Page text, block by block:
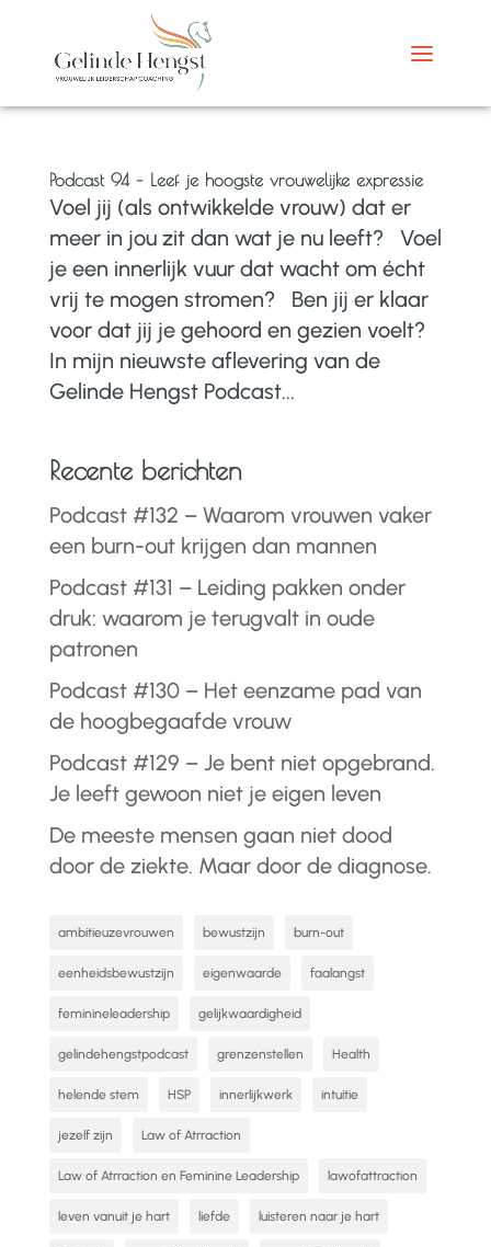
Podcast 94 – Leef je hoogste vrouwelijke expressie
Voel jij (als ontwikkelde vrouw) dat er
meer in jou zit dan wat je nu leeft? Voel
je een innerlijk vuur dat wacht om écht
vrij te mogen stromen? Ben jij er klaar
voor dat jij je gehoord en gezien voelt?
In mijn nieuwste aflevering van de
Gelinde Hengst Podcast...
Recente berichten
Podcast #132 – Waarom vrouwen vaker
een burn-out krijgen dan mannen
Podcast #131 – Leiding pakken onder
druk: waarom je terugvalt in oude
patronen
Podcast #130 – Het eenzame pad van
de hoogbegaafde vrouw
Podcast #129 – Je bent niet opgebrand.
Je leeft gewoon niet je eigen leven
De meeste mensen gaan niet dood
door de ziekte. Maar door de diagnose.
ambitieuzevrouwen bewustzijn burn-out
eenheidsbewustzijn eigenwaarde faalangst
feminineleadership gelijkwaardigheid
gelindehengstpodcast grenzenstellen Health
helende stem HSP innerlijkwerk intuitie
jezelf zijn Law of Atrraction
Law of Atrraction en Feminine Leadership lawofattraction
leven vanuit je hart liefde luisteren naar je hart